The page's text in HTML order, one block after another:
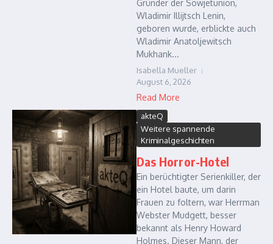
Gründer der Sowjetunion,
Wladimir Illijtsch Lenin,
geboren wurde, erblickte auch
Wladimir Anatoljewitsch
Mukhank...
Isabella Mueller
August 6, 2026
Read More
akteQ
Weitere spannende
Kriminalgeschichten
Das Horror-Hotel
Ein berüchtigter Serienkiller, der
ein Hotel baute, um darin
Frauen zu foltern, war Herrman
Webster Mudgett, besser
bekannt als Henry Howard
Holmes. Dieser Mann, der